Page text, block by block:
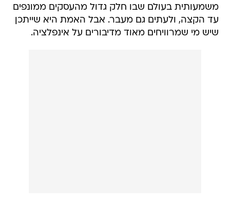
משמעותית בעולם שבו חלק גדול מהעסקים ממונפים
עד הקצה, ולעתים גם מעבר. אבל האמת היא שייתכן
שיש מי שמרוויחים מאוד מדיבורים על אינפלציה.